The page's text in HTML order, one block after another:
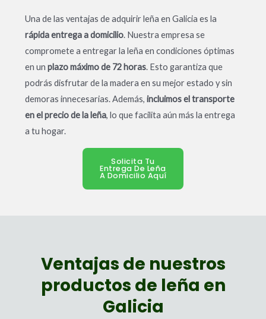
Una de las ventajas de adquirir leña en Galicia es la
rápida entrega a domicilio. Nuestra empresa se
compromete a entregar la leña en condiciones óptimas
en un plazo máximo de 72 horas. Esto garantiza que
podrás disfrutar de la madera en su mejor estado y sin
demoras innecesarias. Además, incluimos el transporte
en el precio de la leña, lo que facilita aún más la entrega
a tu hogar.
Solicita Tu
Entrega De Leña
A Domicilio Aquí
Ventajas de nuestros
productos de leña en
Galicia